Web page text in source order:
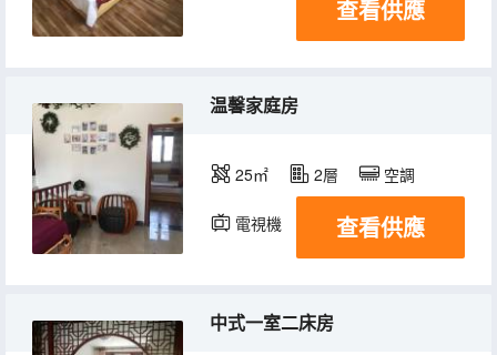
查看供應
温馨家庭房
25㎡ 2層 空調
電視機 查看供應
中式一室二床房